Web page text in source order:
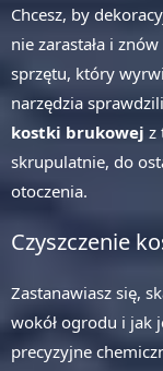
Chcesz, by
nie zarastała i
sprzętu, który
narzędzia
kostki brukowej z
skrupulatnie, do
otoczenia.
Czyszczenie
Zastanawiasz się,
wokół ogrodu i jak
precyzyjne